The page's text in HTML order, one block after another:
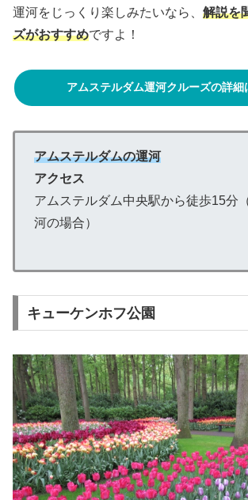
運河をじっくり楽しみたいなら、 解説を
ズがおすすめですよ！
アムステルダム運河クルーズの詳細
アムステルダムの運河
アクセス
アムステルダム中央駅から徒歩15分
河の場合）
キューケンホフ公園